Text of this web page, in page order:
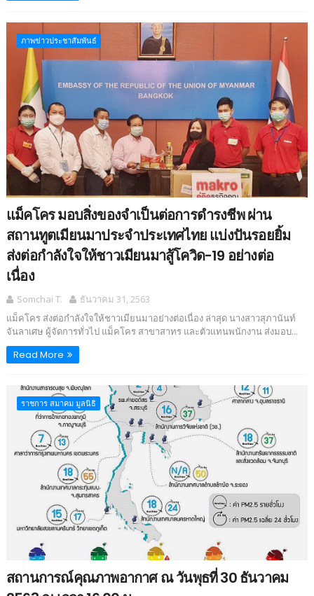
ภาพข่าวประชาสัมพันธ์
แม็คโคร มอบสิ่งของจำเป็นต่อการดำรงชีพ ผ่าน
สถานทูตเมียนมาประจำประเทศไทย แบ่งปันรอยยิ้ม
ส่งต่อกำลังใจให้ชาวเมียนมาสู้โควิด-19 อย่างต่อ
เนื่อง
Somchai T.
ธันวาคม 31, 2563
แม็คโคร ส่งต่อกำลังใจให้ชาวเมียนมาอย่างต่อเนื่อง ล่าสุด นางสาวสุภานันท์
จันลาเศษ ผู้จัดการทั่วไป แม็คโคร สาขาสาทร และตัวแทนพนักงาน ส่งมอบ...
Read More
ราชการ สมาคม มูลนิธิ
สถานการณ์คุณภาพอากาศ ณ วันพุธที่ 30 ธันวาคม